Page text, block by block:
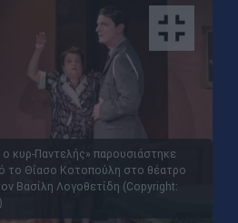
ο κυρ-Παντελής» παρουσιάστηκε
το Θίασο Κοτοπούλη στο θέατρο
Βασίλη Λογοθετίδη (Copyright: